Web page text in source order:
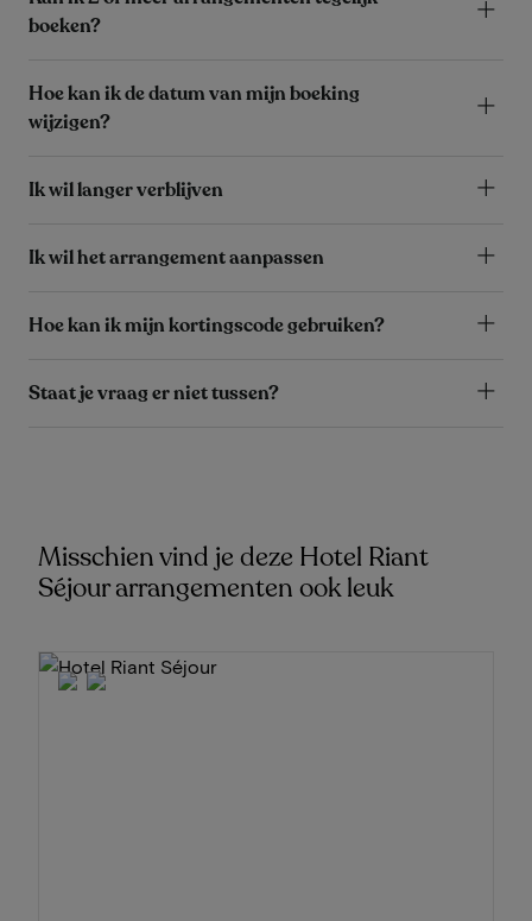
boeken?
Hoe kan ik de datum van mijn boeking
wijzigen?
Ik wil langer verblijven
Ik wil het arrangement aanpassen
Hoe kan ik mijn kortingscode gebruiken?
Staat je vraag er niet tussen?
Misschien vind je deze Hotel Riant
Séjour arrangementen ook leuk